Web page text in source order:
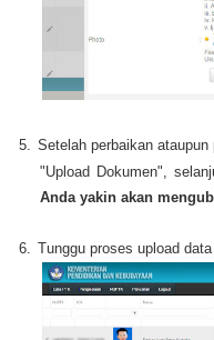
5.
Setelah perbaikan
"Upload Dokumen",
Anda yakin akan
6. Tunggu proses upload data